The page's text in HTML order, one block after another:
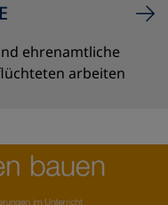
ehrenamtliche
arbeiten